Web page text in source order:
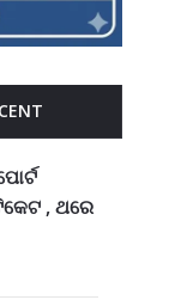
, ଥରେ